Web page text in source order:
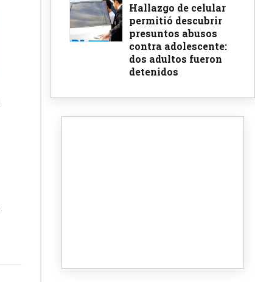
Hallazgo de celular
permitió descubrir
presuntos abusos
contra adolescente:
dos adultos fueron
detenidos